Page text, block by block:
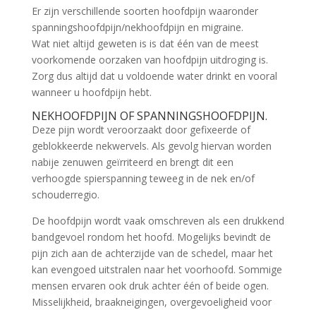
Er zijn verschillende soorten hoofdpijn waaronder
spanningshoofdpijn/nekhoofdpijn en migraine.
Wat niet altijd geweten is is dat één van de meest
voorkomende oorzaken van hoofdpijn uitdroging is.
Zorg dus altijd dat u voldoende water drinkt en vooral
wanneer u hoofdpijn hebt.
NEKHOOFDPIJN OF SPANNINGSHOOFDPIJN.
Deze pijn wordt veroorzaakt door gefixeerde of
geblokkeerde nekwervels. Als gevolg hiervan worden
nabije zenuwen geïrriteerd en brengt dit een
verhoogde spierspanning teweeg in de nek en/of
schouderregio.
De hoofdpijn wordt vaak omschreven als een drukkend
bandgevoel rondom het hoofd. Mogelijks bevindt de
pijn zich aan de achterzijde van de schedel, maar het
kan evengoed uitstralen naar het voorhoofd. Sommige
mensen ervaren ook druk achter één of beide ogen.
Misselijkheid, braakneigingen, overgevoeligheid voor